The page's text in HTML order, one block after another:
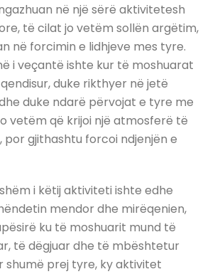
në një sërë aktivitetesh
të cilat jo vetëm sollën argëtim,
në forcimin e lidhjeve mes tyre.
i veçantë ishte kur të moshuarat
duke rikthyer në jetë
duke ndarë përvojat e tyre me
vetëm që krijoi një atmosferë të
gjithashtu forcoi ndjenjën e
i këtij aktiviteti ishte edhe
mendor dhe mirëqenien,
ku të moshuarit mund të
të dëgjuar dhe të mbështetur
shumë prej tyre, ky aktivitet